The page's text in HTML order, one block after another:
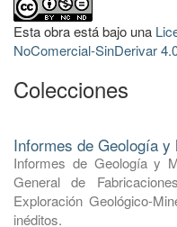
Esta obra está bajo una
NoComercial-SinDerivar
Colecciones
Informes de Geología y
Informes de Geología y
General de
Exploración Geológico-
inéditos.